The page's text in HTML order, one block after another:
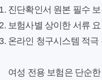
진단확인서 원본 필수
보험사별 상이한 서류
온라인 청구시스템 적극
여성 전용 보험은 단순